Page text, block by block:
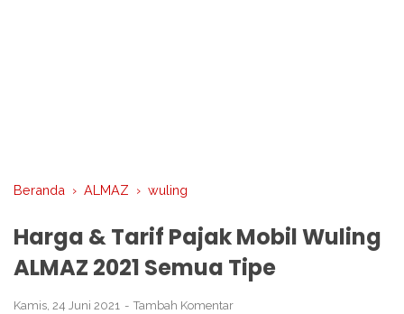
Beranda › ALMAZ › wuling
Harga & Tarif Pajak Mobil Wuling
ALMAZ 2021 Semua Tipe
Kamis, 24 Juni 2021 Tambah Komentar